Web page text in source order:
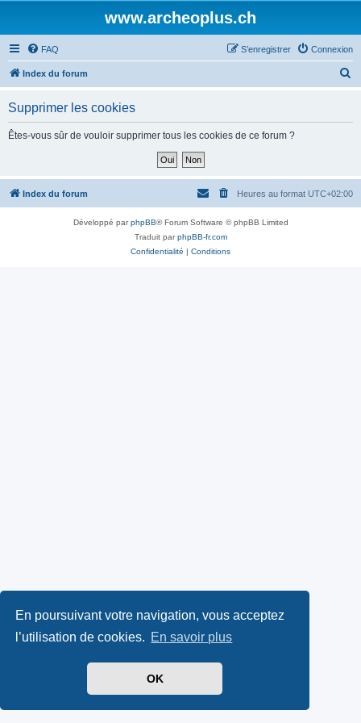
En poursuivant votre navigation, vous acceptez
l’utilisation de cookies. En savoir plus
OK
www.archeoplus.ch
FAQ Connexion
S’enregistrer
Index du forum
h
Supprimer les cookies
Êtes-vous sûr de vouloir supprimer tous les cookies de ce forum ?
Index du forum Heures au format UTC+02:00
Développé parphpBB® Forum Software © phpBB Limited
Traduit parphpBB-fr.com
Confidentialité | Conditions